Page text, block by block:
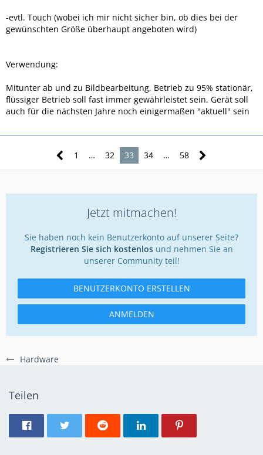
Hardware
-evtl. Touch (wobei ich mir nicht sicher bin, ob dies bei der
gewünschten Größe überhaupt angeboten wird)
Verwendung:
Mitunter ab und zu Bildbearbeitung, Betrieb zu 95% stationär,
flüssiger Betrieb soll fast immer gewährleistet sein, Gerät soll
auch für die nächsten Jahre noch einigermaßen "aktuell" sein
1 … 32 33 34 … 58
Jetzt mitmachen!
Sie haben noch kein Benutzerkonto auf unserer Seite?
Registrieren Sie sich kostenlosund nehmen Sie an
unserer Community teil!
BENUTZERKONTO ERSTELLEN
ANMELDEN
Teilen